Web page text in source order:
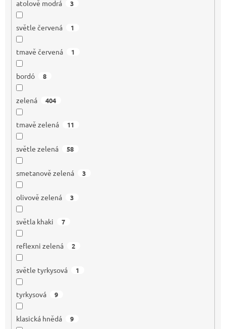
atolově modrá 3
světle červená 1
tmavě červená 1
bordó 8
zelená 404
tmavě zelená 11
světle zelená 58
smetanově zelená 3
olivově zelená 3
světla khaki 7
reflexni zelená 2
světle tyrkysová 1
tyrkysová 9
klasická hnědá 9